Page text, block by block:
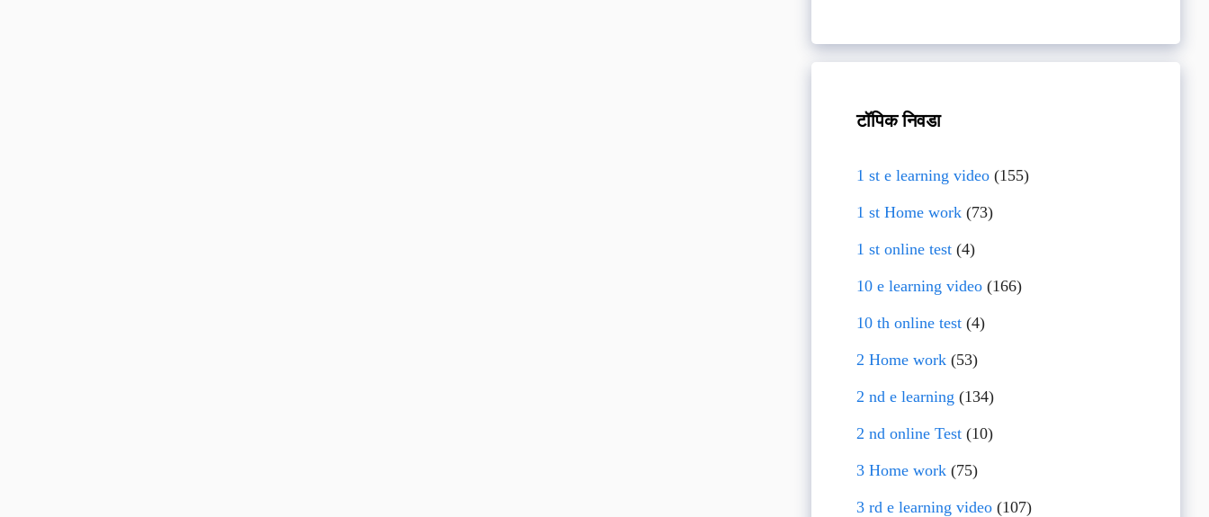
टॉपिक निवडा
1 st e learning video(155)
1 st Home work(73)
1 st online test(4)
10 e learning video(166)
10 th online test(4)
2 Home work(53)
2 nd e learning (134)
2 nd online Test(10)
3 Home work(75)
3 rd e learning video(107)